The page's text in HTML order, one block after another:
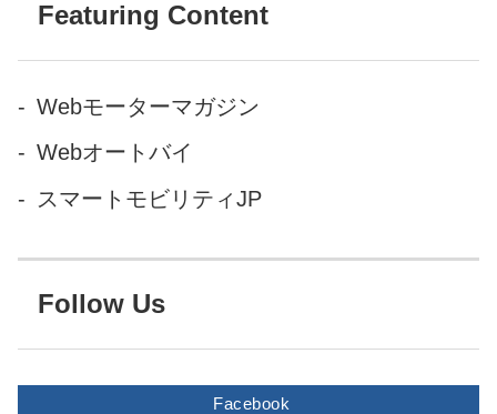
Featuring Content
Webモーターマガジン
Webオートバイ
スマートモビリティJP
Follow Us
Facebook